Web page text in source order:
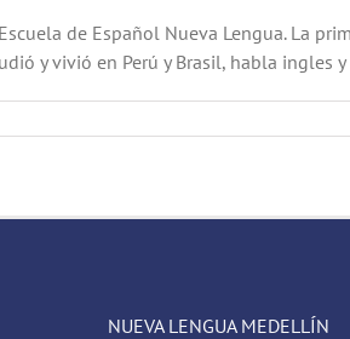
de Español Nueva Lengua. La
y vivió en Perú y Brasil, habla ingles
NUEVA LENGUA MEDELLÍN